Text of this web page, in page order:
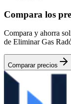
Compara los
Compara y ahorra
de Eliminar Gas
Comparar precios